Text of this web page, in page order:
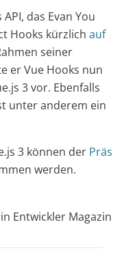
das Evan You
Hooks kürzlich auf
seiner
er Vue Hooks nun
3 vor. Ebenfalls
unter anderem ein
3 können der Präs
werden.
Entwickler Magazin